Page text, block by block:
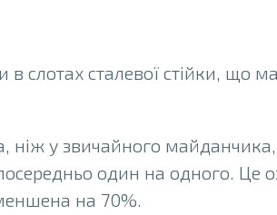
в слотах сталевої стійки, що
ніж у звичайного
один на одного. Це
на 70%.